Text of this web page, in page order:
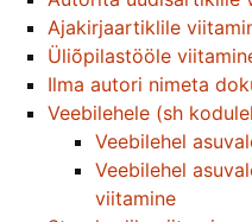
Ajakirjaartiklile
Üliõpilastööle
Ilma autori nimeta
Veebilehele (sh
Veebilehel
Veebilehel
viitamine